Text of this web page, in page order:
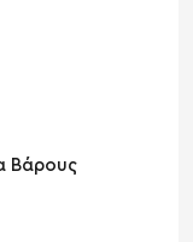
Βάρους